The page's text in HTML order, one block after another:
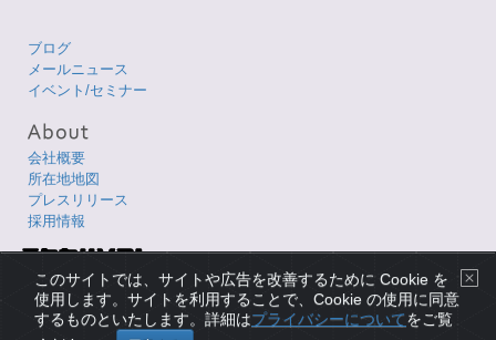
ブログ
メールニュース
イベント/セミナー
会社概要
所在地地図
プレスリリース
採用情報
Copyright © 1998-2026 XLsoft Corporation. All Rights Reserved.
各製品名は、各社の商標または登録商標です。
プライバシーについて|使用条件|サイトマップ| English Page
このサイトでは、サイトや広告を改善するために Cookie を
使用します。サイトを利用することで、Cookie の使用に同意
するものといたします。詳細はプライバシーについてをご覧